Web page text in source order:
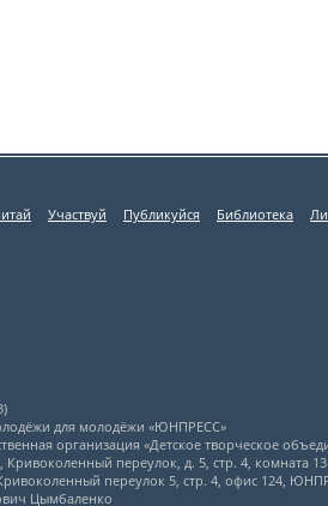
Участвуй Публикуйся Библиотека
для молодёжи «ЮНПРЕСС»
организация «Детское творческое
Кривоколенный переулок, д. 5, стр. 4, комната 13
переулок 5, стр. 4, офис 124,
Цымбаленко